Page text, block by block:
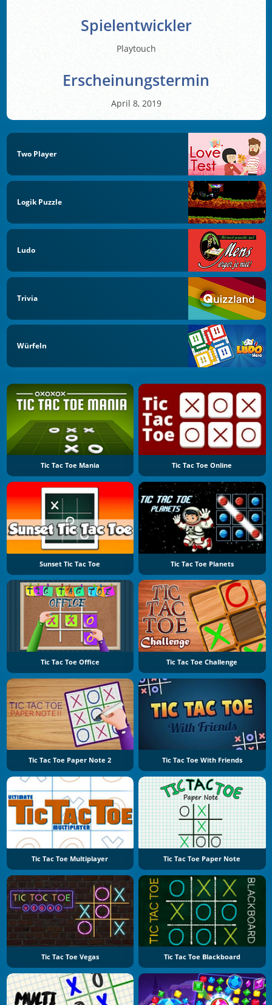
Spielentwickler
Playtouch
Erscheinungstermin
April 8, 2019
Two Player
Logik Puzzle
Ludo
Trivia
Würfeln
Tic Tac Toe Mania Tic Tac Toe Online
Sunset Tic Tac Toe Tic Tac Toe Planets
Tic Tac Toe Office Tic Tac Toe Challenge
Tic Tac Toe Paper Note 2 Tic Tac Toe With Friends
Tic Tac Toe Multiplayer Tic Tac Toe Paper Note
Tic Tac Toe Vegas Tic Tac Toe Blackboard